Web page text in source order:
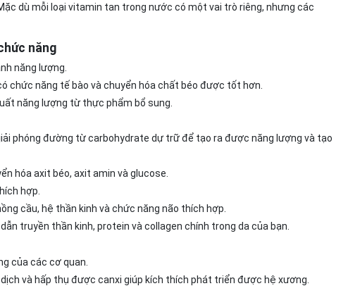
dù mỗi loại vitamin tan trong nước có một vai trò riêng, nhưng các
năng
năng lượng.
chức năng tế bào và chuyển hóa chất béo được tốt hơn.
năng lượng từ thực phẩm bổ sung.
phóng đường từ carbohydrate dự trữ để tạo ra được năng lượng và tạo
hóa axit béo, axit amin và glucose.
hợp.
cầu, hệ thần kinh và chức năng não thích hợp.
truyền thần kinh, protein và collagen chính trong da của bạn.
của các cơ quan.
và hấp thụ được canxi giúp kích thích phát triển được hệ xương.